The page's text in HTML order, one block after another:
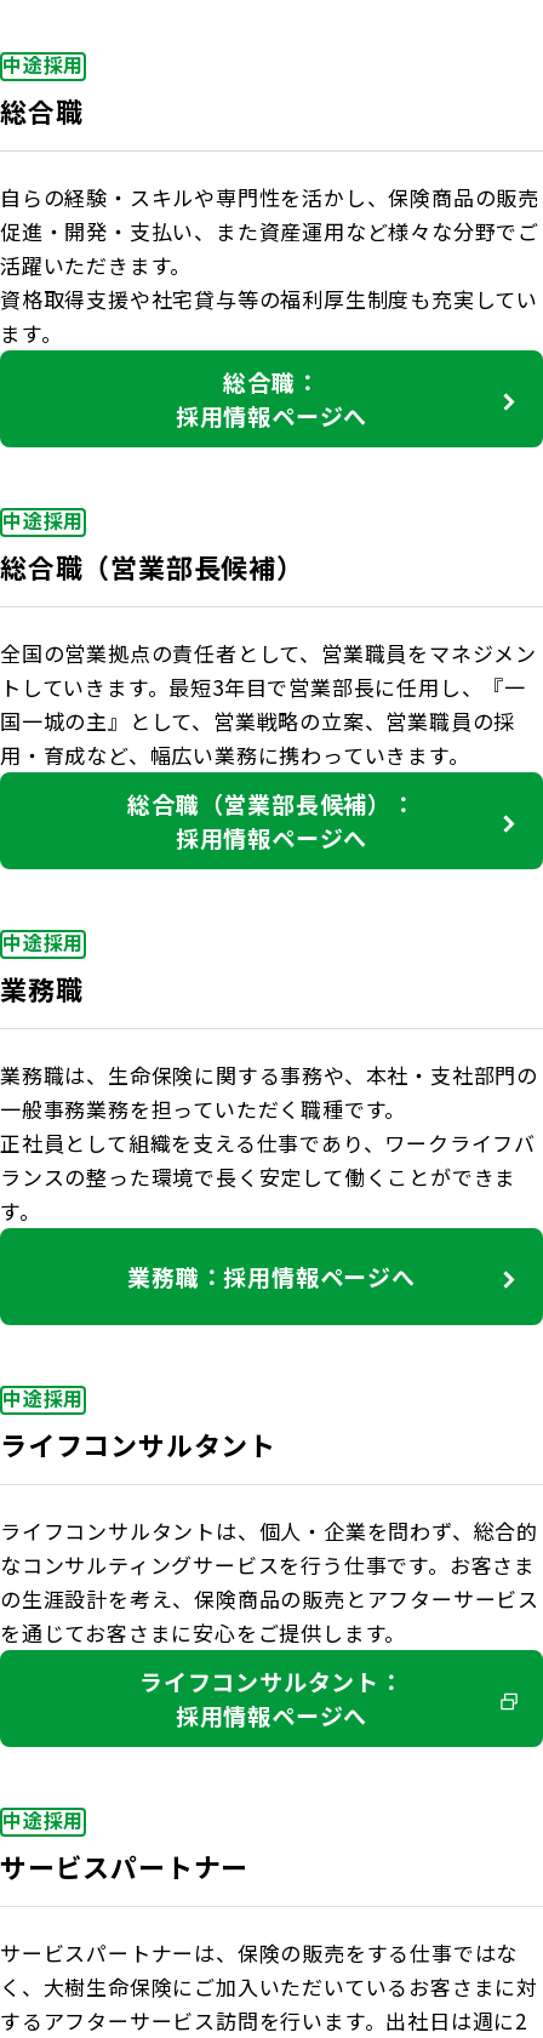
中途採用
総合職
自らの経験・スキルや専門性を活かし、保険商品の販売
促進・開発・支払い、また資産運用など様々な分野でご
活躍いただきます。
資格取得支援や社宅貸与等の福利厚生制度も充実してい
ます。
総合職：
採用情報ページへ
中途採用
総合職（営業部長候補）
全国の営業拠点の責任者として、営業職員をマネジメン
トしていきます。最短3年目で営業部長に任用し、『一
国一城の主』として、営業戦略の立案、営業職員の採
用・育成など、幅広い業務に携わっていきます。
総合職（営業部長候補）：
採用情報ページへ
中途採用
業務職
業務職は、生命保険に関する事務や、本社・支社部門の
一般事務業務を担っていただく職種です。
正社員として組織を支える仕事であり、ワークライフバ
ランスの整った環境で長く安定して働くことができま
す。
業務職：採用情報ページへ
中途採用
ライフコンサルタント
ライフコンサルタントは、個人・企業を問わず、総合的
なコンサルティングサービスを行う仕事です。お客さま
の生涯設計を考え、保険商品の販売とアフターサービス
を通じてお客さまに安心をご提供します。
ライフコンサルタント：
採用情報ページへ
中途採用
サービスパートナー
サービスパートナーは、保険の販売をする仕事ではな
く、大樹生命保険にご加入いただいているお客さまに対
するアフターサービス訪問を行います。出社日は週に2